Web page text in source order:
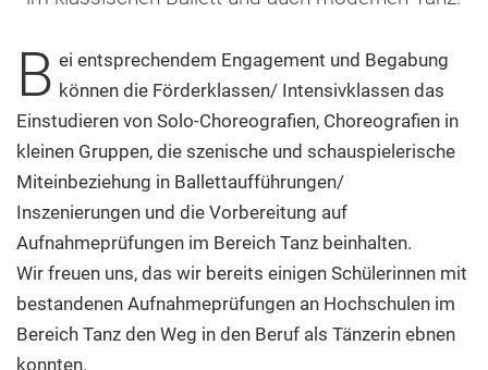
B ei entsprechendem Engagement und Begabung
können die Förderklassen/ Intensivklassen das
Einstudieren von Solo-Choreografien, Choreografien in
kleinen Gruppen, die szenische und schauspielerische
Miteinbeziehung in Ballettaufführungen/
Inszenierungen und die Vorbereitung auf
Aufnahmeprüfungen im Bereich Tanz beinhalten.
Wir freuen uns, das wir bereits einigen Schülerinnen mit
bestandenen Aufnahmeprüfungen an Hochschulen im
Bereich Tanz den Weg in den Beruf als Tänzerin ebnen
konnten.